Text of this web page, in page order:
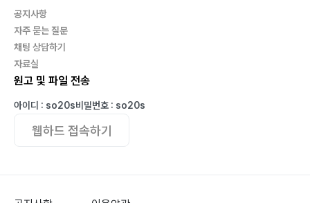
공지사항
자주 묻는 질문
채팅 상담하기
자료실
원고 및 파일 전송
아이디 : so20s비밀번호 : so20s
웹하드 접속하기